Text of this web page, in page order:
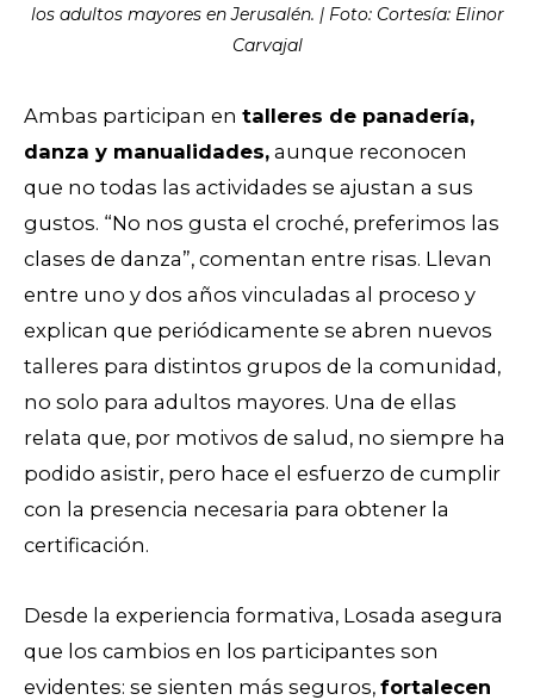
los adultos mayores en Jerusalén. | Foto: Cortesía: Elinor
Carvajal
Ambas participan en talleres de panadería,
danza y manualidades, aunque reconocen
que no todas las actividades se ajustan a sus
gustos. “No nos gusta el croché, preferimos las
clases de danza”, comentan entre risas. Llevan
entre uno y dos años vinculadas al proceso y
explican que periódicamente se abren nuevos
talleres para distintos grupos de la comunidad,
no solo para adultos mayores. Una de ellas
relata que, por motivos de salud, no siempre ha
podido asistir, pero hace el esfuerzo de cumplir
con la presencia necesaria para obtener la
certificación.
Desde la experiencia formativa, Losada asegura
que los cambios en los participantes son
evidentes: se sienten más seguros, fortalecen